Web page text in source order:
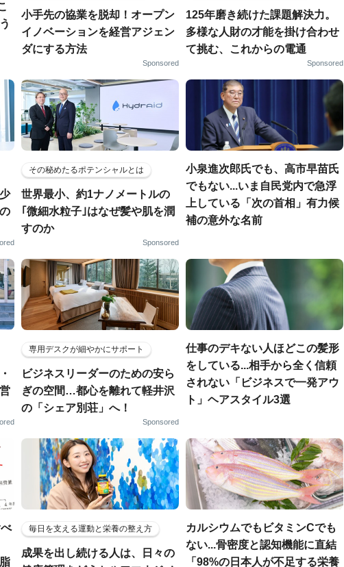
小手先の協業を脱却！オープン
イノベーションを経営アジェン
ダにする方法
Sponsored
125年磨き続けた課題解決力。
多様な人財の才能を掛け合わせ
て挑む、これからの電通
Sponsored
その秘めたるポテンシャルとは
世界最小、約1ナノメートルの
｢微細水粒子｣はなぜ髪や肌を潤
すのか
Sponsored
小泉進次郎氏でも、高市早苗氏
でもない...いま自民党内で急浮
上している「次の首相」有力候
補の意外な名前
専用デスクが細やかにサポート
ビジネスリーダーのための安ら
ぎの空間…都心を離れて軽井沢
の「シェア別荘」へ！
Sponsored
仕事のデキない人ほどこの髪形
をしている...相手から全く信頼
されない「ビジネスで一発アウ
ト」ヘアスタイル3選
毎日を支える運動と栄養の整え方
成果を出し続ける人は、日々の
カルシウムでもビタミンCでも
ない...骨密度と認知機能に直結
「98%の日本人が不足する栄養